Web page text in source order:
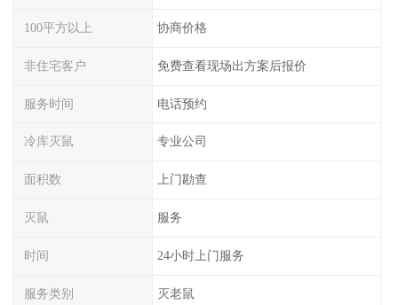
100平方以上 协商价格
非住宅客户 免费查看现场出方案后报价
服务时间 电话预约
冷库灭鼠 专业公司
面积数 上门勘查
灭鼠 服务
时间 24小时上门服务
服务类别 灭老鼠